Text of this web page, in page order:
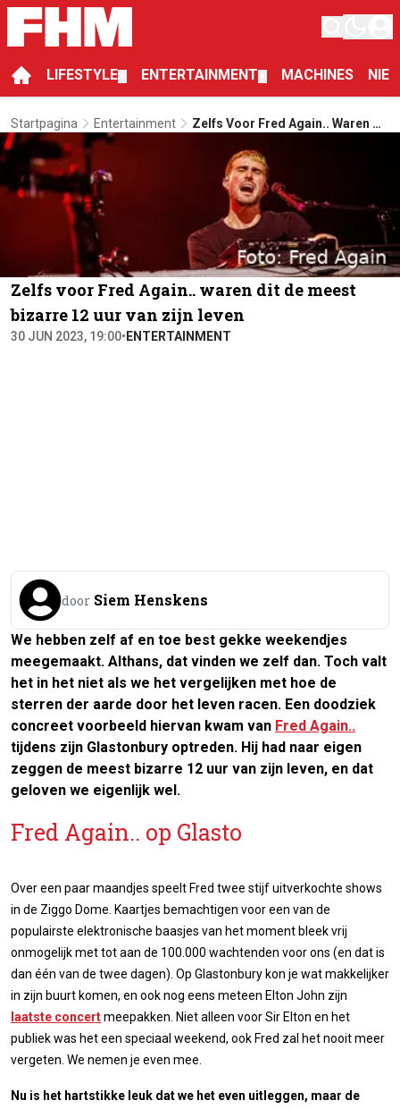
LIFESTYLE ENTERTAINMENT MACHINES
Startpagina Entertainment
Zelfs Voor Fred Again.. Waren Dit
Zelfs voor Fred Again.. waren dit de meest
bizarre 12 uur van zijn leven
30 JUN 2023, 19:00• ENTERTAINMENT
door Siem Henskens
We hebben zelf af en toe best gekke weekendjes
meegemaakt. Althans, dat vinden we zelf dan. Toch valt
het in het niet als we het vergelijken met hoe de
sterren der aarde door het leven racen. Een doodziek
concreet voorbeeld hiervan kwam van Fred Again..
tijdens zijn Glastonbury optreden. Hij had naar eigen
zeggen de meest bizarre 12 uur van zijn leven, en dat
geloven we eigenlijk wel.
Fred Again.. op Glasto
Over een paar maandjes speelt Fred twee stijf uitverkochte shows
in de Ziggo Dome. Kaartjes bemachtigen voor een van de
populairste elektronische baasjes van het moment bleek vrij
onmogelijk met tot aan de 100.000 wachtenden voor ons (en dat is
dan één van de twee dagen). Op Glastonbury kon je wat makkelijker
in zijn buurt komen, en ook nog eens meteen Elton John zijn
laatste concertmeepakken. Niet alleen voor Sir Elton en het
publiek was het een speciaal weekend, ook Fred zal het nooit meer
vergeten. We nemen je even mee.
Nu is het hartstikke leuk dat we het even uitleggen, maar de